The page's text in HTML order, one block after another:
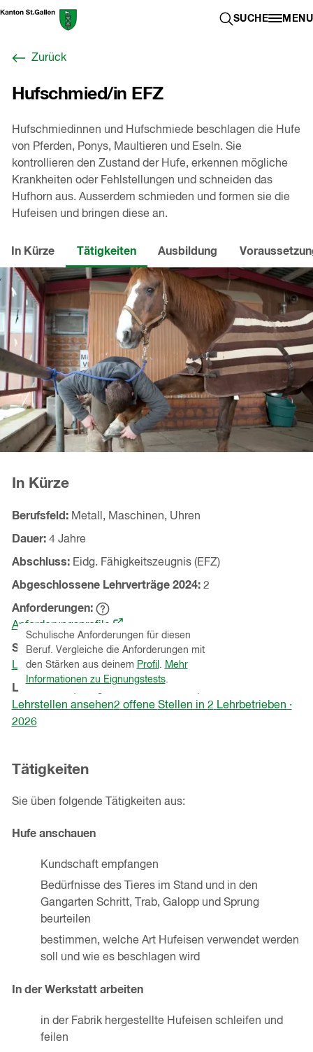
Zum
Berufswahl-
Startseite
SUCHE
SUCHE MENU
Zurück
Hufschmied/in EFZ
Hufschmiedinnen und Hufschmiede beschlagen die Hufe
von Pferden, Ponys, Maultieren und Eseln. Sie
kontrollieren den Zustand der Hufe, erkennen mögliche
Krankheiten oder Fehlstellungen und schneiden das
Hufhorn aus. Ausserdem schmieden und formen sie die
Hufeisen und bringen diese an.
In Kürze Tätigkeiten Ausbildung
In Kürze
Berufsfeld
Metall, Maschinen, Uhren
Dauer 4 Jahre
Abschluss
Eidg. Fähigkeitszeugnis (EFZ)
Abgeschlossene Lehrverträge 2024 2
Anforderungen
Hinweistext
einblenden
Schulische Anforderungen für diesen
Beruf. Vergleiche die Anforderungen mit
den Stärken aus deinem Profil . Mehr
Informationen zu Eignungstests.
Anforderungsprofile (öffnet
in
einem
neuen
Schnupperlehren (KantonSt.Gallen)
Lehrbetriebe ansehen
Lehrstellen
Lehrstellen ansehen2 offene Stellen in 2 Lehrbetrieben ·
2026
Tätigkeiten
Sie üben folgende Tätigkeiten aus:
Hufe anschauen
Kundschaft empfangen
Bedürfnisse des Tieres im Stand und in den
Gangarten Schritt, Trab, Galopp und Sprung
beurteilen
bestimmen, welche Art Hufeisen verwendet werden
soll und wie es beschlagen wird
In der Werkstatt arbeiten
in der Fabrik hergestellte Hufeisen schleifen und
feilen